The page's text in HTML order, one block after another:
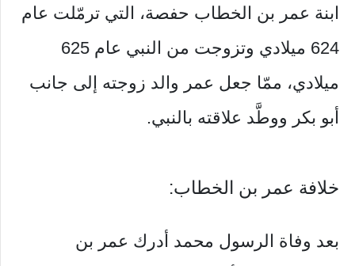
ابنة عمر بن الخطاب حفصة، التي ترمّلت عام
624 ميلادي وتزوجت من النبي عام 625
ميلادي، ممّا جعل عمر والد زوجته إلى جانب
أبو بكر ووطَّد علاقته بالنبي.
خلافة عمر بن الخطاب:
بعد وفاة الرسول محمد أدرك عمر بن